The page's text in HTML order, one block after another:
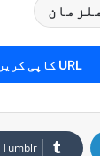
ملزمان
URL کاپی کریں
Tumblr